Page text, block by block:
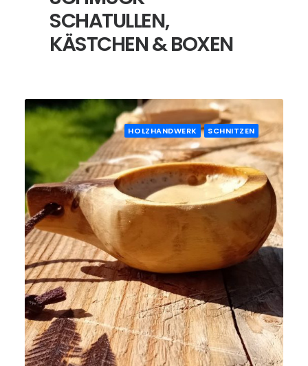
SCHATULLEN,
KÄSTCHEN & BOXEN
HOLZHANDWERK SCHNITZEN